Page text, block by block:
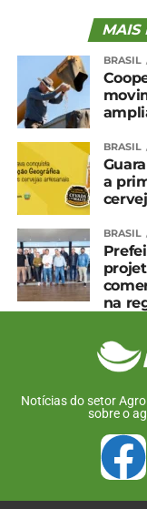
MAIS
BRASIL
BRASIL
a
BRASIL
na
Notícias do setor
sobre o